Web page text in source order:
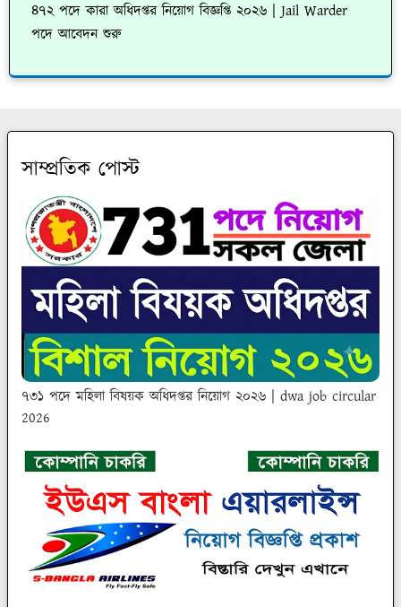
৪৭২ পদে কারা অধিদপ্তর নিয়োগ বিজ্ঞপ্তি ২০২৬ | Jail Warder
পদে আবেদন শুরু
সাম্প্রতিক পোস্ট
৭৩১ পদে মহিলা বিষয়ক অধিদপ্তর নিয়োগ ২০২৬ | dwa job circular
2026